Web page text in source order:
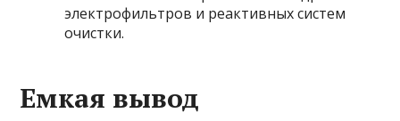
электрофильтров и реактивных систем
очистки.
Емкая вывод